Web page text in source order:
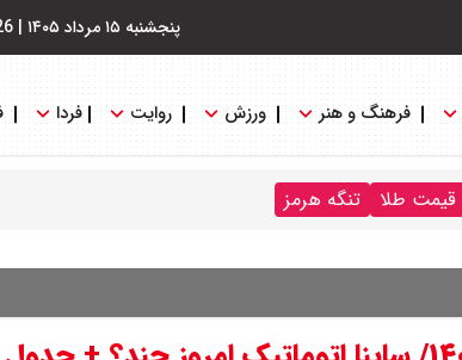
پنجشنبه ۱۵ مرداد ۱۴۰۵ |
فرهنگ و هنر ورزش روایت فردا
قیمت طلا تنگه هرمز